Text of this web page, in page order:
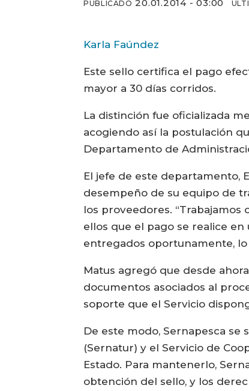
PUBLICADO 20.01.2014 - 03:00
Karla Faúndez
Este sello certifica el pago
mayor a 30 días corridos.
La distinción fue oficializada
acogiendo así la postulación
Departamento de
El jefe de este departamento,
desempeño de su equipo de
los proveedores.
ellos que el pago se realice
entregados oportunamente,
Matus agregó que desde
documentos asociados al
soporte que el Servicio
De este modo, Sernapesca se
(Sernatur) y el Servicio de
Estado. Para mantenerlo,
obtención del sello, y los